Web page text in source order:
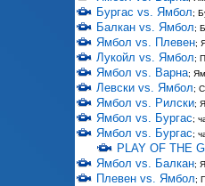
Бургас vs. Ямбол;
Балкан vs. Ямбол;
Ямбол vs. Плевен;
Лукойл vs. Ямбол;
Ямбол vs. Варна;
Левски vs. Ямбол;
Ямбол vs. Рилски;
Ямбол vs. Бургас;
Ямбол vs. Бургас;
PLAY OF THE
Ямбол vs. Балкан;
Плевен vs. Ямбол;